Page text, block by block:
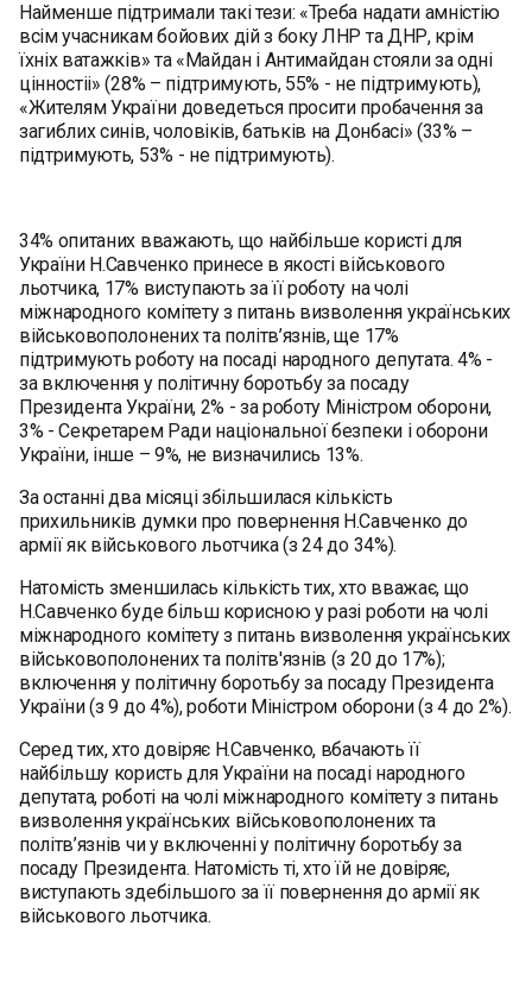
Найменше підтримали такі тези: «Треба надати амністію
всім учасникам бойових дій з боку ЛНР та ДНР, крім
їхніх ватажків» та «Майдан і Антимайдан стояли за одні
цінностіі» (28% – підтримують, 55% - не підтримують),
«Жителям України доведеться просити пробачення за
загиблих синів, чоловіків, батьків на Донбасі» (33% –
підтримують, 53% - не підтримують).
34% опитаних вважають, що найбільше користі для
України Н.Савченко принесе в якості військового
льотчика, 17% виступають за її роботу на чолі
міжнародного комітету з питань визволення українських
військовополонених та політв’язнів, ще 17%
підтримують роботу на посаді народного депутата. 4% -
за включення у політичну боротьбу за посаду
Президента України, 2% - за роботу Мiнiстром оборони,
3% - Секретарем Ради національної безпеки i оборони
України, інше – 9%, не визначились 13%.
За останні два місяці збільшилася кількість
прихильників думки про повернення Н.Савченко до
армії як військового льотчика (з 24 до 34%).
Натомість зменшилась кількість тих, хто вважає, що
Н.Савченко буде більш корисною у разі роботи на чолi
мiжнародного комiтету з питань визволення українських
вiйськовополонених та полiтв'язнiв (з 20 до 17%);
включення у полiтичну боротьбу за посаду Президента
України (з 9 до 4%), роботи Міністром оборони (з 4 до 2%).
Серед тих, хто довіряє Н.Савченко, вбачають її
найбільшу користь для України на посаді народного
депутата, роботі на чолі міжнародного комітету з питань
визволення українських військовополонених та
політв’язнів чи у включенні у політичну боротьбу за
посаду Президента. Натомість ті, хто їй не довіряє,
виступають здебільшого за її повернення до армії як
військового льотчика.